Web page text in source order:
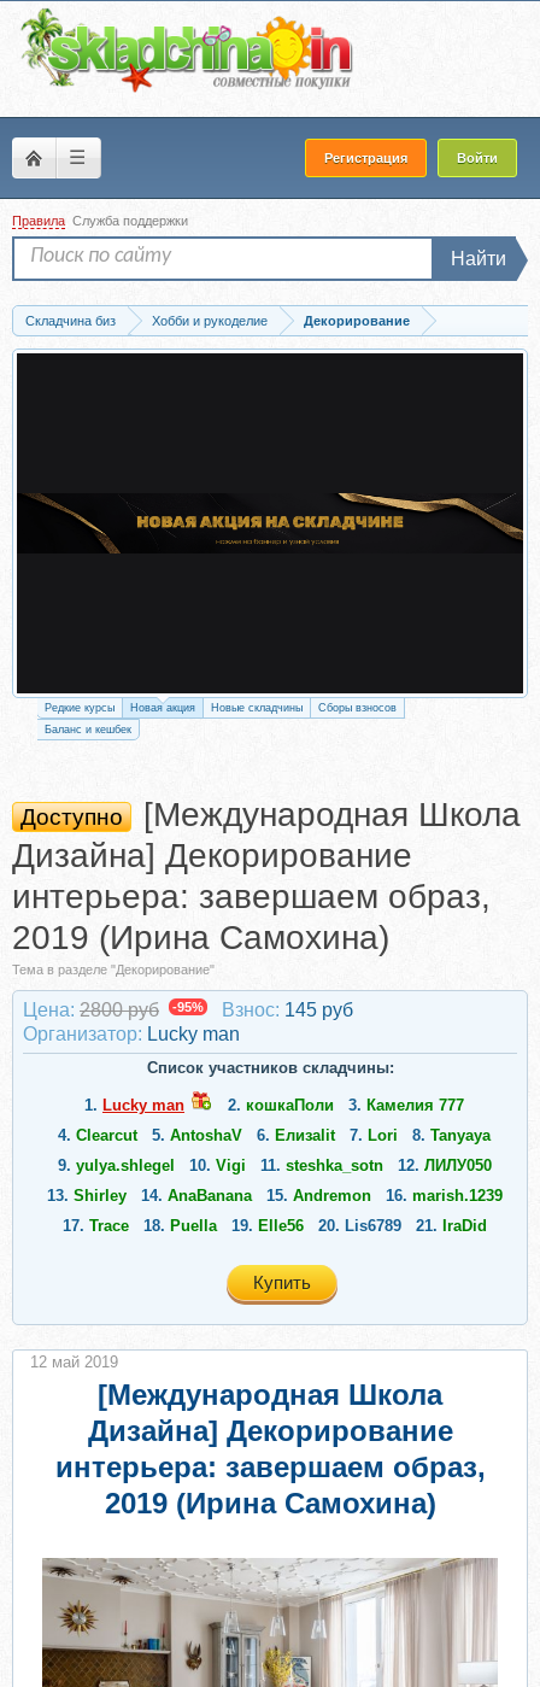
☰ Регистрация Войти
Правила Служба поддержки
Найти
Складчина биз Хобби и рукоделие
Декорирование
Скачать [Международная Школа Дизайна] Декорирование интерьера:
Редкие курсы Новая акция Новые складчины
Сборы взносов
Баланс и кешбек
Доступно
[Международная Школа
Дизайна] Декорирование
интерьера: завершаем образ,
2019 (Ирина Самохина)
Тема в разделе "Декорирование"
Цена: 2800 руб -95% Взнос: 145 руб
Организатор: Lucky man
Список участников складчины:
1. Lucky man 2. кошкаПоли 3. Камелия 777
4. Сlearcut 5. AntoshaV 6. Елизаlit 7. Lori 8. Tanyaya
9. yulya.shlegel 10. Vigi 11. steshka_sotn 12. ЛИЛУ050
13. Shirley 14. AnaBanana 15. Andremon 16. marish.1239
17. Trace 18. Puella 19. Elle56 20. Lis6789 21. IraDid
Купить
[Международная Школа
Дизайна] Декорирование
интерьера: завершаем образ,
2019 (Ирина Самохина)
12 май 2019